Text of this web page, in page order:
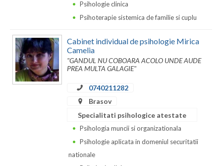
Psihologie clinica
Psihoterapie sistemica de familie si cuplu
Cabinet individual de psihologie Mirica
Camelia
"GANDUL NU COBOARA ACOLO UNDE AUDE
PREA MULTA GALAGIE"
0740211282
Brasov
Specialitati psihologice atestate
Psihologia muncii si organizationala
Psihologie aplicata in domeniul securitatii
nationale